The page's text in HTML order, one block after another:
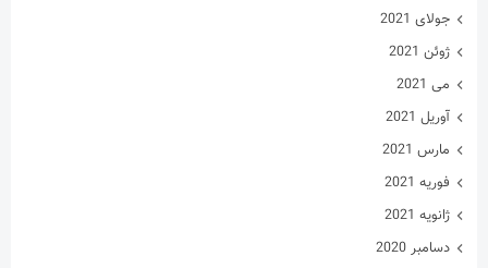
جولای 2021
ژوئن 2021
می 2021
آوریل 2021
مارس 2021
فوریه 2021
ژانویه 2021
دسامبر 2020